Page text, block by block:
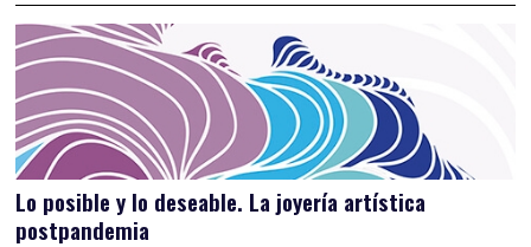
Lo posible y lo deseable. La joyería artística
postpandemia